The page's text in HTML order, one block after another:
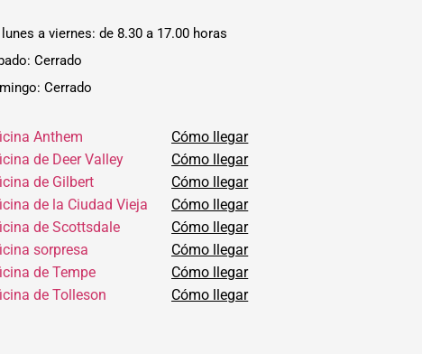
lunes a viernes: de 8.30 a 17.00 horas
Cerrado
Cerrado
Anthem
de Deer Valley
de Gilbert
de la Ciudad Vieja
de Scottsdale
sorpresa
de Tempe
de Tolleson
Cómo llegar
Cómo llegar
Cómo llegar
Cómo llegar
Cómo llegar
Cómo llegar
Cómo llegar
Cómo llegar